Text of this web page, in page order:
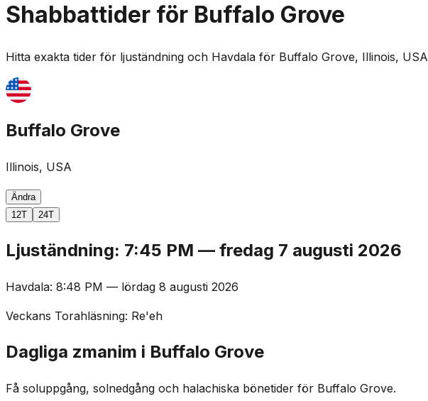
Shabbattider för Buffalo Grove
Hitta exakta tider för ljuständning och Havdala för Buffalo Grove, Illinois, USA
Buffalo Grove
Illinois, USA
Ändra
12T
24T
Ljuständning: 7:45 PM — fredag 7 augusti 2026
Havdala: 8:48 PM — lördag 8 augusti 2026
Veckans Torahläsning: Re'eh
Dagliga zmanim i Buffalo Grove
Få soluppgång, solnedgång och halachiska bönetider för Buffalo Grove.